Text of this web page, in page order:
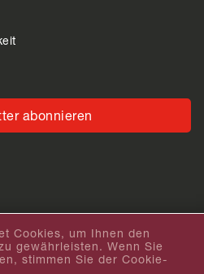
abonnieren
Website
Cookies, um Ihnen den
gewährleisten. Wenn Sie
stimmen Sie der Cookie-